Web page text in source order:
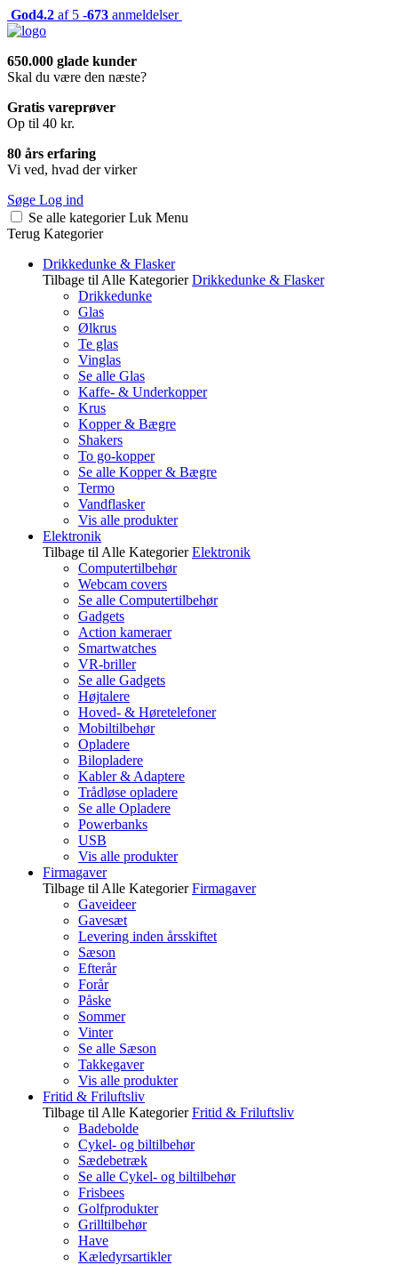
God4.2 af 5 -673 anmeldelser
650.000 glade kunder
Skal du være den næste?
Gratis vareprøver
Op til 40 kr.
80 års erfaring
Vi ved, hvad der virker
Søge Log ind
Se alle kategorier Luk Menu
Terug Kategorier
Drikkedunke & Flasker
Tilbage til Alle Kategorier Drikkedunke & Flasker
Drikkedunke
Glas
Ølkrus
Te glas
Vinglas
Se alle Glas
Kaffe- & Underkopper
Krus
Kopper & Bægre
Shakers
To go-kopper
Se alle Kopper & Bægre
Termo
Vandflasker
Vis alle produkter
Elektronik
Tilbage til Alle Kategorier Elektronik
Computertilbehør
Webcam covers
Se alle Computertilbehør
Gadgets
Action kameraer
Smartwatches
VR-briller
Se alle Gadgets
Højtalere
Hoved- & Høretelefoner
Mobiltilbehør
Opladere
Bilopladere
Kabler & Adaptere
Trådløse opladere
Se alle Opladere
Powerbanks
USB
Vis alle produkter
Firmagaver
Tilbage til Alle Kategorier Firmagaver
Gaveideer
Gavesæt
Levering inden årsskiftet
Sæson
Efterår
Forår
Påske
Sommer
Vinter
Se alle Sæson
Takkegaver
Vis alle produkter
Fritid & Friluftsliv
Tilbage til Alle Kategorier Fritid & Friluftsliv
Badebolde
Cykel- og biltilbehør
Sædebetræk
Se alle Cykel- og biltilbehør
Frisbees
Golfprodukter
Grilltilbehør
Have
Kæledyrsartikler